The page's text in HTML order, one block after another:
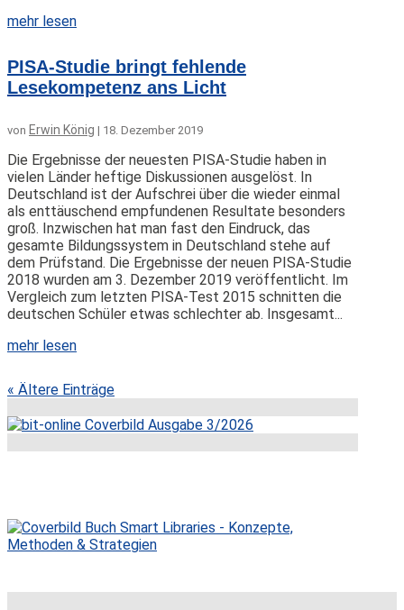
mehr lesen
PISA-Studie bringt fehlende
Lesekompetenz ans Licht
von Erwin König | 18. Dezember 2019
Die Ergebnisse der neuesten PISA-Studie haben in
vielen Länder heftige Diskussionen ausgelöst. In
Deutschland ist der Aufschrei über die wieder einmal
als enttäuschend empfundenen Resultate besonders
groß. Inzwischen hat man fast den Eindruck, das
gesamte Bildungssystem in Deutschland stehe auf
dem Prüfstand. Die Ergebnisse der neuen PISA-Studie
2018 wurden am 3. Dezember 2019 veröffentlicht. Im
Vergleich zum letzten PISA-Test 2015 schnitten die
deutschen Schüler etwas schlechter ab. Insgesamt...
mehr lesen
« Ältere Einträge